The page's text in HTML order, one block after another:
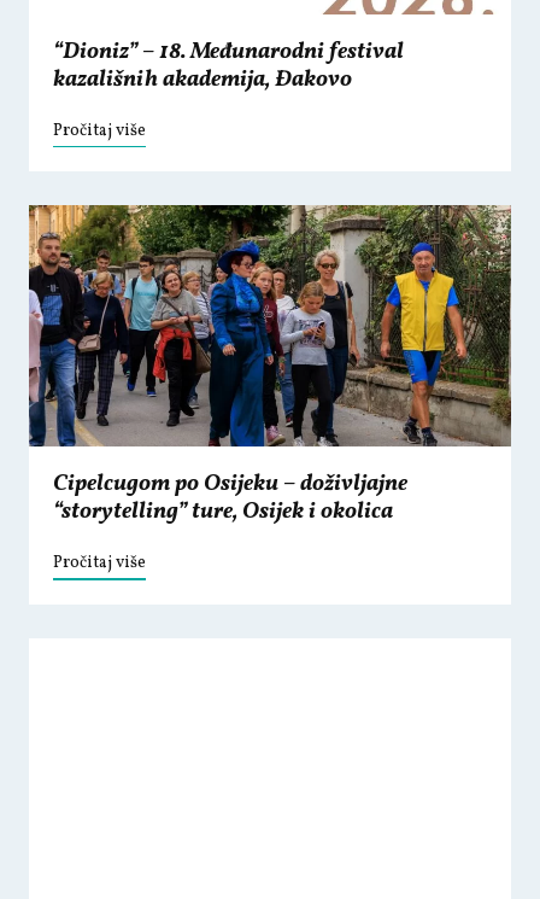
“Dioniz” – 18. Međunarodni festival
kazališnih akademija, Đakovo
Pročitaj više
Cipelcugom po Osijeku – doživljajne
“storytelling” ture, Osijek i okolica
Pročitaj više